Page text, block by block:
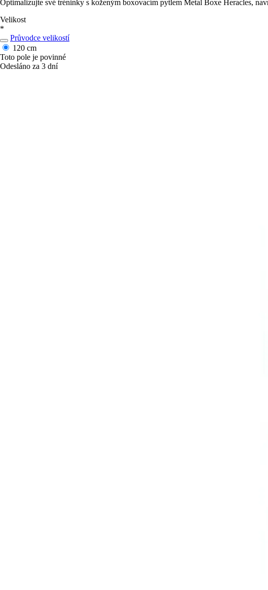
Optimalizujte své tréninky s koženým boxovacím pytlem Metal Boxe Heracles,
Velikost
*
Průvodce velikostí
120 cm
Toto pole je povinné
Odesláno za 3 dní